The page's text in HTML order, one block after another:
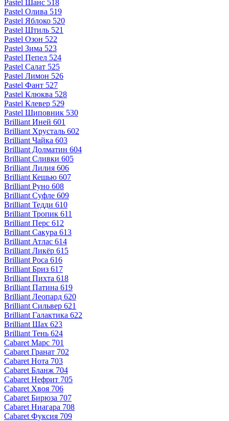
Pastel Шанс 518
Pastel Олива 519
Pastel Яблоко 520
Pastel Штиль 521
Pastel Озон 522
Pastel Зима 523
Pastel Пепел 524
Pastel Салат 525
Pastel Лимон 526
Pastel Фант 527
Pastel Клюква 528
Pastel Клевер 529
Pastel Шиповник 530
Brilliant Иней 601
Brilliant Хрусталь 602
Brilliant Чайка 603
Brilliant Долматин 604
Brilliant Сливки 605
Brilliant Лилия 606
Brilliant Кешью 607
Brilliant Руно 608
Brilliant Суфле 609
Brilliant Тедди 610
Brilliant Тропик 611
Brilliant Перс 612
Brilliant Сакура 613
Brilliant Атлас 614
Brilliant Ликёр 615
Brilliant Роса 616
Brilliant Бриз 617
Brilliant Пихта 618
Brilliant Патина 619
Brilliant Леопард 620
Brilliant Сильвер 621
Brilliant Галактика 622
Brilliant Шах 623
Brilliant Тень 624
Cabaret Марс 701
Cabaret Гранат 702
Cabaret Нота 703
Cabaret Бланж 704
Cabaret Нефрит 705
Cabaret Хвоя 706
Cabaret Бирюза 707
Cabaret Ниагара 708
Cabaret Фуксия 709